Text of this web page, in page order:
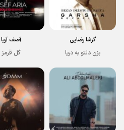
گرشا رضایی
بزن دلتو به دریا
آصف آریا
گل قرمز